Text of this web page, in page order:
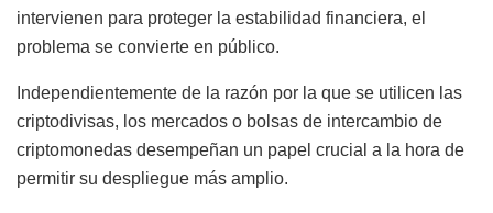
intervienen para proteger la estabilidad financiera, el
problema se convierte en público.
Independientemente de la razón por la que se utilicen las
criptodivisas, los mercados o bolsas de intercambio de
criptomonedas desempeñan un papel crucial a la hora de
permitir su despliegue más amplio.